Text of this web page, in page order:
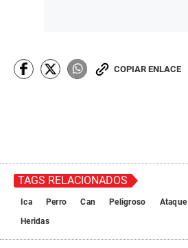
COPIAR ENLACE
TAGS RELACIONADOS
Ica Perro Can Peligroso Ataque
Heridas